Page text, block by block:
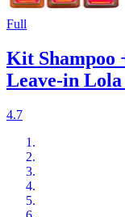
Full
Kit Shampoo
Leave-in Lola
4.7